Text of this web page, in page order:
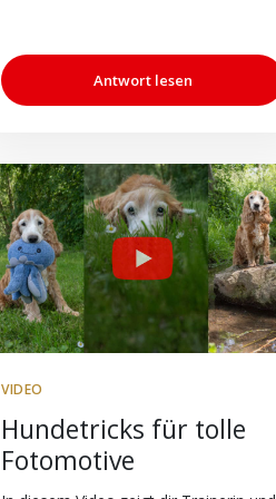
Antwort lesen
VIDEO
Hundetricks für tolle
Fotomotive